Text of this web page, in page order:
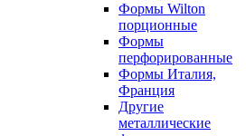
Формы Wilton
порционные
Формы
перфорированные
Формы Италия,
Франция
Другие
металлические